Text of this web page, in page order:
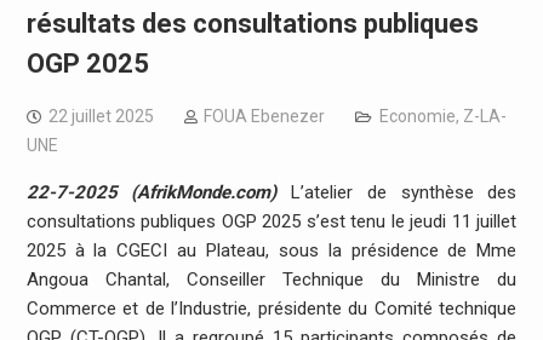
résultats des consultations publiques
OGP 2025
22 juillet 2025 FOUA Ebenezer Economie, Z-LA-
UNE
22-7-2025 (AfrikMonde.com)L’atelier de synthèse des
consultations publiques OGP 2025 s’est tenu le jeudi 11 juillet
2025 à la CGECI au Plateau, sous la présidence de Mme
Angoua Chantal, Conseiller Technique du Ministre du
Commerce et de l’Industrie, présidente du Comité technique